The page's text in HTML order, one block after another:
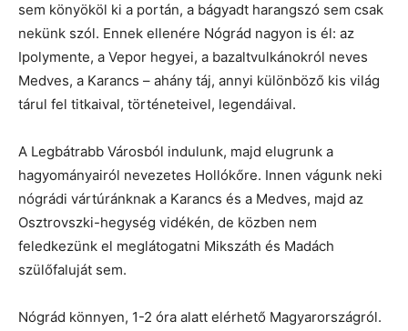
sem könyököl ki a portán, a bágyadt harangszó sem csak
nekünk szól. Ennek ellenére Nógrád nagyon is él: az
Ipolymente, a Vepor hegyei, a bazaltvulkánokról neves
Medves, a Karancs – ahány táj, annyi különböző kis világ
tárul fel titkaival, történeteivel, legendáival.
A Legbátrabb Városból indulunk, majd elugrunk a
hagyományairól nevezetes Hollókőre. Innen vágunk neki
nógrádi vártúránknak a Karancs és a Medves, majd az
Osztrovszki-hegység vidékén, de közben nem
feledkezünk el meglátogatni Mikszáth és Madách
szülőfaluját sem.
Nógrád könnyen, 1-2 óra alatt elérhető Magyarországról.